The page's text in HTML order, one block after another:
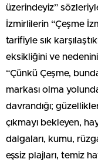
üzerindeyiz”
İzmirlilerin “Çeşme
tarifiyle sık
eksikliğini ve nedenini
“Çünkü Çeşme,
markası olma
davrandığı;
çıkmayı bekleyen,
dalgaları, kumu,
eşsiz plajları, temiz